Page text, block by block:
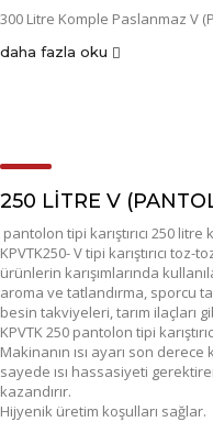
300 Litre Komple Paslanmaz V
daha fazla oku
250 LITRE V
pantolon tipi karıştırıcı 250
KPVTK250- V tipi karıştırıcı
ürünlerin karışımlarında
aroma ve tatlandırma, sporcu
besin takviyeleri, tarım ilaçları
KPVTK 250 pantolon tipi
Makinanın ısı ayarı son
sayede ısı hassasiyeti
kazandırır.
Hijyenik üretim koşulları sağlar.